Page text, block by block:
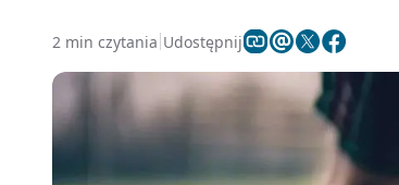
2 min czytania Udostępnij